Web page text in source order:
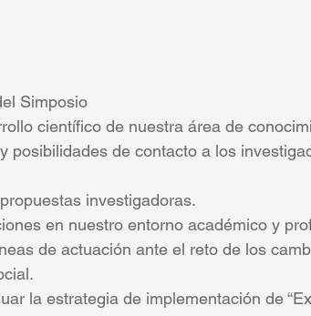
Simposio
científico de nuestra área de
posibilidades de contacto a los
investigadoras.
en nuestro entorno académico y
de actuación ante el reto de los
la estrategia de implementación de